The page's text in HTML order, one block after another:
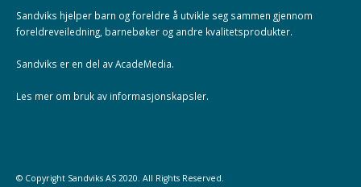
Sandviks hjelper barn og foreldre å utvikle seg sammen gjennom
foreldreveiledning, barnebøker og andre kvalitetsprodukter.
Sandviks er en del avAcadeMedia.
Les mer om bruk av informasjonskapsler.
© Copyright Sandviks AS 2020. All Rights Reserved.